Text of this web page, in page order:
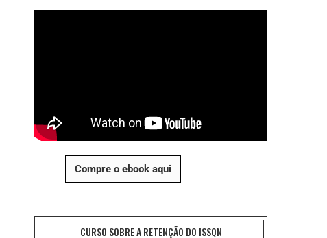
Compre o ebook aqui
CURSO SOBRE A RETENÇÃO DO ISSQN